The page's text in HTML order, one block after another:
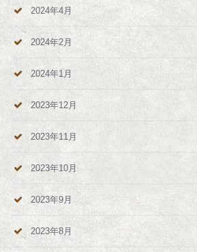
2024年4月
2024年2月
2024年1月
2023年12月
2023年11月
2023年10月
2023年9月
2023年8月